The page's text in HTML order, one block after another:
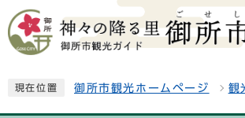
現在位置 御所市観光ホームページ 観